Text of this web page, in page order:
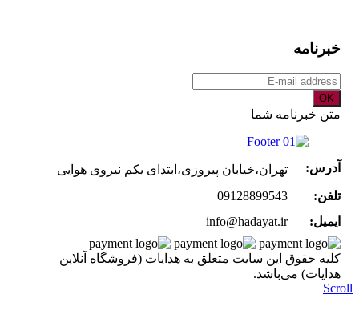
خبرنامه
OK
متن خبرنامه شما
آدرس:
تهران،خیابان پیروزی،ابتدای یکم نیروی هوایی
تلفن:
09128899543
ایمیل:
info@hadayat.ir
کليه حقوق اين سايت متعلق به هدایات (فروشگاه آنلاین
هدایات) می‌باشد.
Scroll